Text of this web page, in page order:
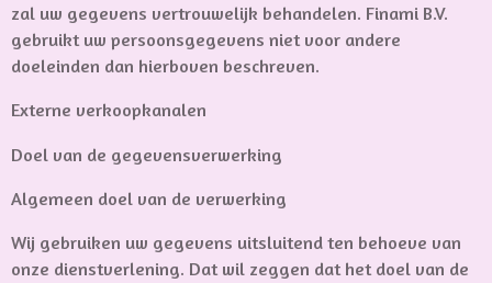
zal uw gegevens vertrouwelijk behandelen. Finami B.V.
gebruikt uw persoonsgegevens niet voor andere
doeleinden dan hierboven beschreven.
Externe verkoopkanalen
Doel van de gegevensverwerking
Algemeen doel van de verwerking
Wij gebruiken uw gegevens uitsluitend ten behoeve van
onze dienstverlening. Dat wil zeggen dat het doel van de